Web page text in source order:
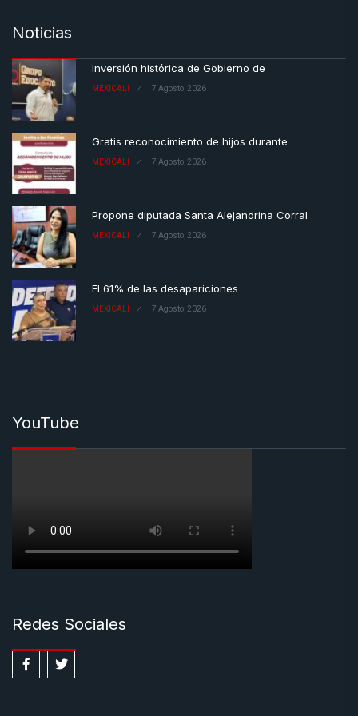
Noticias
Inversión histórica de Gobierno de
MEXICALI 7 Agosto, 2026
Gratis reconocimiento de hijos durante
MEXICALI 7 Agosto, 2026
Propone diputada Santa Alejandrina Corral
MEXICALI 7 Agosto, 2026
El 61% de las desapariciones
MEXICALI 7 Agosto, 2026
YouTube
Redes Sociales